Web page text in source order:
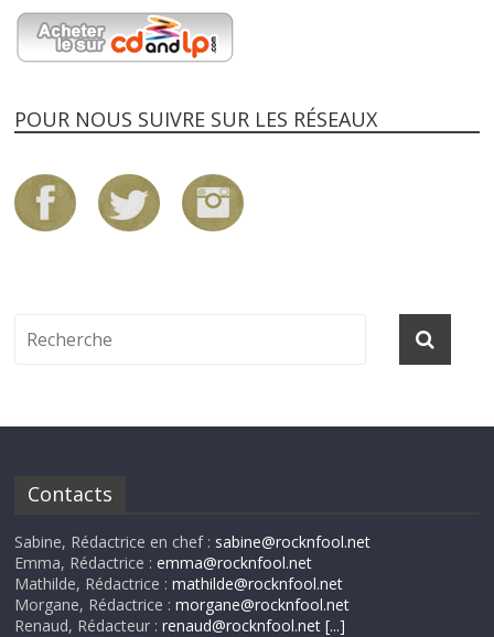
POUR NOUS SUIVRE SUR LES RÉSEAUX
Contacts
Sabine, Rédactrice en chef : sabine@rocknfool.net
Emma, Rédactrice :emma@rocknfool.net
Mathilde, Rédactrice :mathilde@rocknfool.net
Morgane, Rédactrice :morgane@rocknfool.net
Renaud, Rédacteur :renaud@rocknfool.net [...]